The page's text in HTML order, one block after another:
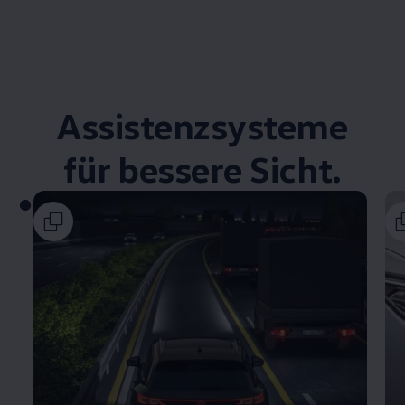
Assistenzsysteme
für bessere Sicht.